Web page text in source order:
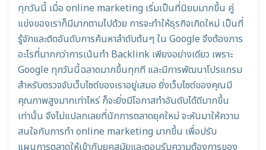
ทุกวันนี้ เมื่อ online marketing เริ่มเป็นที่นิยมมากขึ้น คู่
แข่งของเราก็มีมากตามไปด้วย การจะทำให้ธุรกิจเกิดใหม่ เป็นที่
รู้จักและติดอันดับการค้นหาลำดับต้นๆ ใน Google จึงต้องการ
อะไรที่มากกว่าการเน้นทำ Backlink เพียงอย่างเดียว เพราะ
Google ทุกวันนี้ฉลาดมากขึ้นทุกที และมีการพัฒนาโปรแกรม
สำหรับตรวจจับเว็บไซต์ของเราอยู่เสมอ ยิ่งเว็บไซต์ของคุณมี
คุณภาพสูงมากเท่าไหร่ ก็จะยิ่งมีโอกาสทำอันดับได้ดีมากขึ้น
เท่านั้น จึงไม่แปลกเลยที่นักการตลาดยุคใหม่ จะหันมาให้ความ
สนใจกับการทำ online marketing มากขึ้น เพื่อปรับ
แผนการตลาดให้เข้ากับยุคสมัยและตอบรับความต้องการของ